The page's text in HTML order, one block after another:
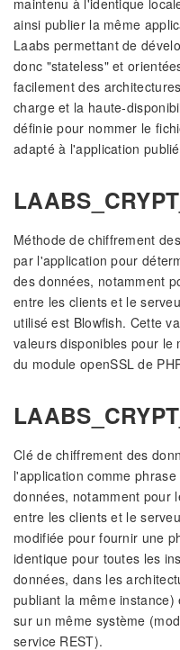
maintenu à l'identique
ainsi publier la même
Laabs permettant de
donc "stateless" et
facilement des
charge et la haute-
définie pour nommer le
adapté à l'application
Méthode de chiffrement
par l'application pour
des données, notamment
entre les clients et le
utilisé est Blowfish. Cette
valeurs disponibles pour le
du module openSSL de
Clé de chiffrement des
l'application comme
données, notamment pour
entre les clients et le
modifiée pour fournir une
identique pour toutes les
données, dans les
publiant la même
sur un même système
service REST).